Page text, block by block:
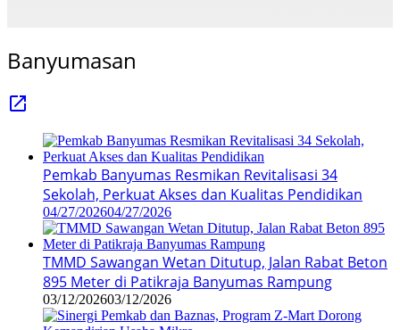
Banyumasan
Pemkab Banyumas Resmikan Revitalisasi 34
Sekolah, Perkuat Akses dan Kualitas Pendidikan
04/27/202604/27/2026
TMMD Sawangan Wetan Ditutup, Jalan Rabat Beton
895 Meter di Patikraja Banyumas Rampung
03/12/202603/12/2026